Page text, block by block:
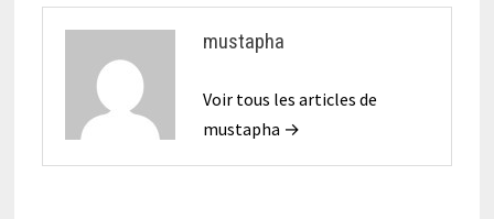
mustapha
Voir tous les articles de
mustapha →